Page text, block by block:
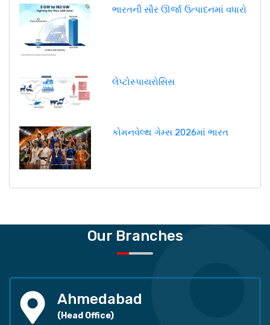
ભારતની સૌર ઊર્જા ઉત્પાદનમાં વધારો
લેપ્ટોસ્પાયરોસિસ
કોમનવેલ્થ ગેમ્સ 2026માં ભારત
Our Branches
Ahmedabad
(Head Office)